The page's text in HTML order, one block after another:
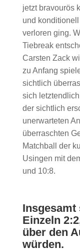
jetzt bravourös
und konditionell
verloren ging.
Tiebreak
Carsten Zack
zu Anfang
sichtlich
sich
der sichtlich
unerwarteten
überraschten
Matchball der
Usingen mit
und 10:8.
Insgesamt
Einzeln
über den
würden.